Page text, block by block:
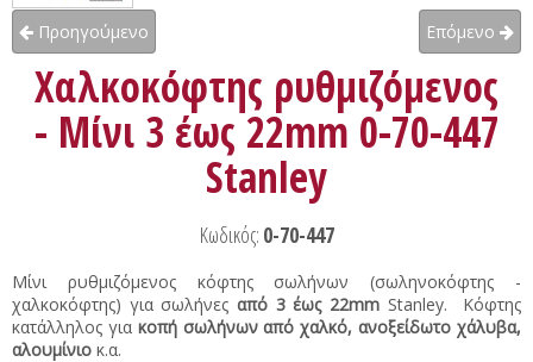
Προηγούμενο Επόμενο
Χαλκοκόφτης ρυθμιζόμενος
- Μίνι 3 έως 22mm 0-70-447
Stanley
Κωδικός: 0-70-447
Μίνι ρυθμιζόμενος κόφτης σωλήνων (σωληνοκόφτης -
χαλκοκόφτης) για σωλήνες από 3 έως 22mm Stanley. Κόφτης
κατάλληλος για κοπή σωλήνων από χαλκό, ανοξείδωτο χάλυβα,
αλουμίνιο κ.α.